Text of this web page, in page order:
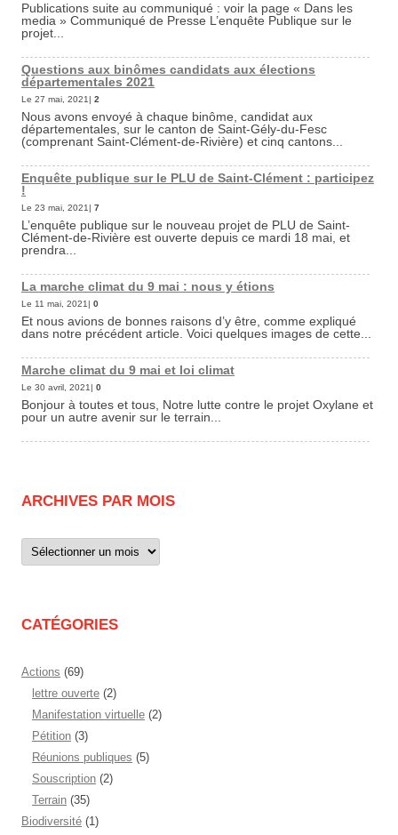
Publications suite au communiqué : voir la page « Dans les
media » Communiqué de Presse L’enquête Publique sur le
projet...
Questions aux binômes candidats aux élections
départementales 2021
Le 27 mai, 2021| 2
Nous avons envoyé à chaque binôme, candidat aux
départementales, sur le canton de Saint-Gély-du-Fesc
(comprenant Saint-Clément-de-Rivière) et cinq cantons...
Enquête publique sur le PLU de Saint-Clément : participez
!
Le 23 mai, 2021| 7
L’enquête publique sur le nouveau projet de PLU de Saint-
Clément-de-Rivière est ouverte depuis ce mardi 18 mai, et
prendra...
La marche climat du 9 mai : nous y étions
Le 11 mai, 2021| 0
Et nous avions de bonnes raisons d’y être, comme expliqué
dans notre précédent article. Voici quelques images de cette...
Marche climat du 9 mai et loi climat
Le 30 avril, 2021| 0
Bonjour à toutes et tous, Notre lutte contre le projet Oxylane et
pour un autre avenir sur le terrain...
ARCHIVES PAR MOIS
Archives
par
CATÉGORIES
Actions (69)
lettre ouverte (2)
Manifestation virtuelle (2)
Pétition (3)
Réunions publiques (5)
Souscription (2)
Terrain (35)
Biodiversité (1)